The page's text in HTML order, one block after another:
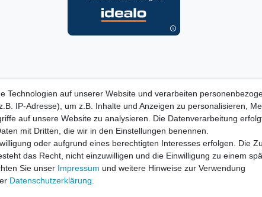
VERSANDINFORMATIONEN, INFORMATION ZUR
Impressum Daten­schutz­erklärung AGB Widerrufs­recht
Technologien auf unserer Website und verarbeiten
IP-Adresse), um z.B. Inhalte und Anzeigen zu personalisieren,
auf unsere Website zu analysieren. Die Datenverarbeitung
mit Dritten, die wir in den Einstellungen benennen.
oder aufgrund eines berechtigten Interesses erfolgen. Die
das Recht, nicht einzuwilligen und die Einwilligung zu einem
Sie unser Impressum und weitere Hinweise zur Verwendung
Daten­schutz­erklärung